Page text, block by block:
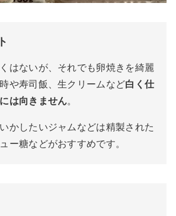
はないが、それでも卵焼きを綺麗
や寿司飯、生クリームなど白く仕
は向きません。
かしたいジャムなどは精製された
ー糖などがおすすめです。